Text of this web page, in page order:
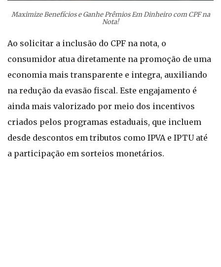
Maximize Benefícios e Ganhe Prêmios Em Dinheiro com CPF na
Nota!
Ao solicitar a inclusão do CPF na nota, o
consumidor atua diretamente na promoção de uma
economia mais transparente e integra, auxiliando
na redução da evasão fiscal. Este engajamento é
ainda mais valorizado por meio dos incentivos
criados pelos programas estaduais, que incluem
desde descontos em tributos como IPVA e IPTU até
a participação em sorteios monetários.